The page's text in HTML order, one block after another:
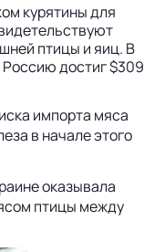
курятины для
птицы и яиц. В
достиг $309
импорта мяса
в начале этого
оказывала
птицы между